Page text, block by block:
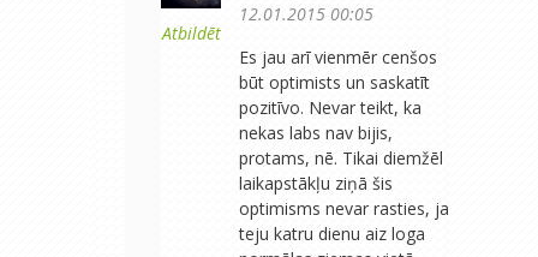
Atbildēt
12.01.2015 00:05
Es jau arī vienmēr cenšos
būt optimists un saskatīt
pozitīvo. Nevar teikt, ka
nekas labs nav bijis,
protams, nē. Tikai diemžēl
laikapstākļu ziņā šis
optimisms nevar rasties, ja
teju katru dienu aiz loga